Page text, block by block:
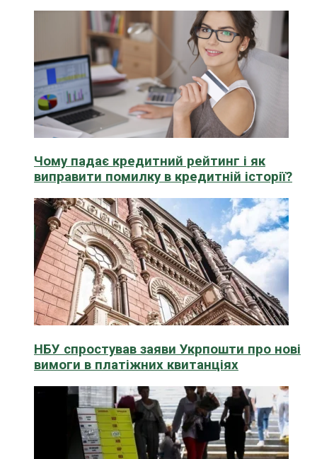
Чому падає кредитний рейтинг і як
виправити помилку в кредитній історії?
НБУ спростував заяви Укрпошти про нові
вимоги в платіжних квитанціях